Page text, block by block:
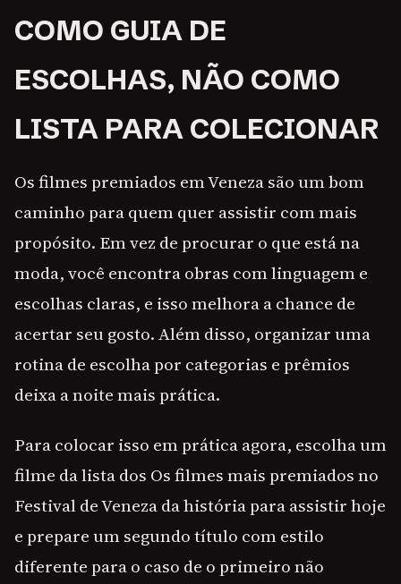
COMO GUIA DE
ESCOLHAS, NÃO COMO
LISTA PARA COLECIONAR
Os filmes premiados em Veneza são um bom
caminho para quem quer assistir com mais
propósito. Em vez de procurar o que está na
moda, você encontra obras com linguagem e
escolhas claras, e isso melhora a chance de
acertar seu gosto. Além disso, organizar uma
rotina de escolha por categorias e prêmios
deixa a noite mais prática.
Para colocar isso em prática agora, escolha um
filme da lista dos Os filmes mais premiados no
Festival de Veneza da história para assistir hoje
e prepare um segundo título com estilo
diferente para o caso de o primeiro não